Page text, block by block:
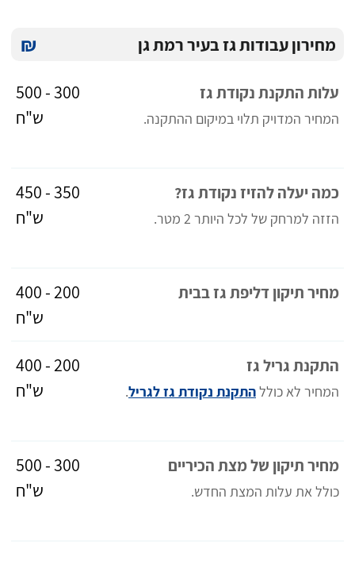
₪ מחירון עבודות גז בעיר רמת גן
עלות התקנת נקודת גז
המחיר המדויק תלוי במיקום ההתקנה.
300 - 500
ש"ח
כמה יעלה להזיז נקודת גז?
הזזה למרחק של לכל היותר 2 מטר.
350 - 450
ש"ח
מחיר תיקון דליפת גז בבית
200 - 400
ש"ח
התקנת גריל גז
המחיר לא כוללהתקנת נקודת גז לגריל.
200 - 400
ש"ח
מחיר תיקון של מצת הכיריים
כולל את עלות המצת החדש.
300 - 500
ש"ח